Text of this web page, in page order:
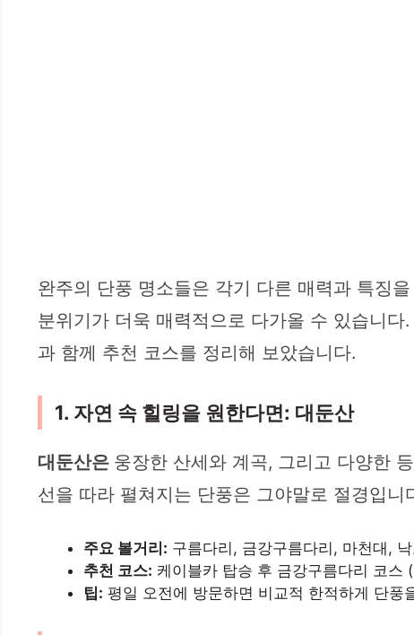
완주의 단풍 명소들은 각기 다른 매력과 특징
분위기가 더욱 매력적으로 다가올 수 있습니
과 함께 추천 코스를 정리해 보았습니다.
1. 자연 속 힐링을 원한다면: 대둔산
대둔산은 웅장한 산세와 계곡, 그리고 다양한
선을 따라 펼쳐지는 단풍은 그야말로 절경입니
주요 볼거리: 구름다리, 금강구름다리, 마천대, 낙
추천 코스: 케이블카 탑승 후 금강구름다리 코
팁: 평일 오전에 방문하면 비교적 한적하게 단풍